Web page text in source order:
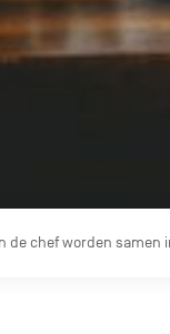
chef worden samen